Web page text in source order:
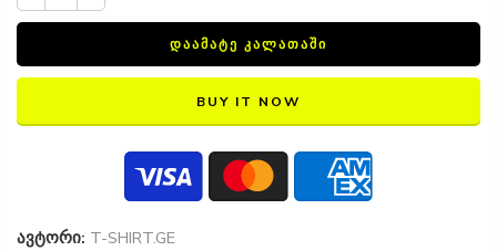
ᲓᲐᲐᲛᲐᲢᲔ ᲙᲐᲚᲐᲗᲐᲨᲘ
BUY IT NOW
ავტორი: T-SHIRT.GE